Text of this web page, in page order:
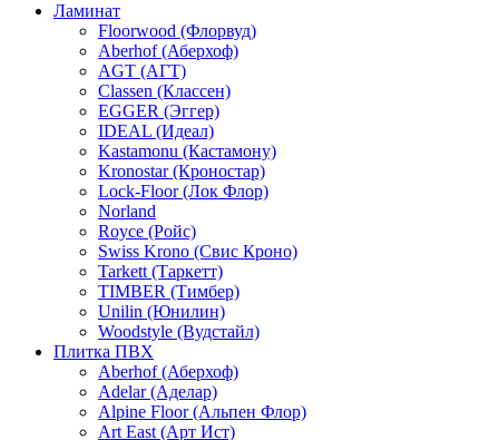
Ламинат
Floorwood (Флорвуд)
Aberhof (Аберхоф)
AGT (АГТ)
Classen (Классен)
EGGER (Эггер)
IDEAL (Идеал)
Kastamonu (Кастамону)
Kronostar (Кроностар)
Lock-Floor (Лок Флор)
Norland
Royce (Ройс)
Swiss Krono (Свис Кроно)
Tarkett (Таркетт)
TIMBER (Тимбер)
Unilin (Юнилин)
Woodstyle (Вудстайл)
Плитка ПВХ
Aberhof (Аберхоф)
Adelar (Аделар)
Alpine Floor (Альпен Флор)
Art East (Арт Ист)